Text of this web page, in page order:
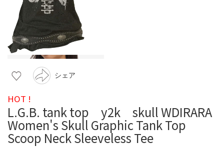
シェア
HOT !
L.G.B. tank top y2k skull WDIRARA
Women's Skull Graphic Tank Top
Scoop Neck Sleeveless Tee